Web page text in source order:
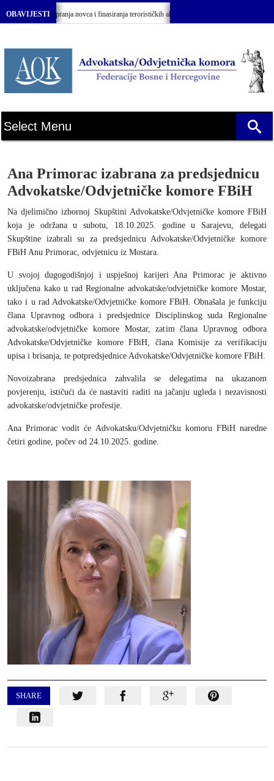
OBAVIJESTI
o sprečavanju pranja novca i finasiranja terorističkih aktivnosti BiH”
Ana Primorac izabrana za predsjednicu
Advokatske/Odvjetničke komore FBiH
Na djelimično izbornoj Skupštini Advokatske/Odvjetničke komore FBiH
koja je održana u subotu, 18.10.2025. godine u Sarajevu, delegati
Skupštine izabrali su za predsjednicu Advokatske/Odvjetničke komore
FBiH Anu Primorac, odvjetnicu iz Mostara.
U svojoj dugogodišnjoj i uspješnoj karijeri Ana Primorac je aktivno
uključena kako u rad Regionalne advokatske/odvjetničke komore Mostar,
tako i u rad Advokatske/Odvjetničke komore FBiH. Obnašala je funkciju
člana Upravnog odbora i predsjednice Disciplinskog suda Regionalne
advokatske/odvjetničke komore Mostar, zatim člana Upravnog odbora
Advokatske/Odvjetničke komore FBiH, člana Komisije za verifikaciju
upisa i brisanja, te potpredsjednice Advokatske/Odvjetničke komore FBiH.
Novoizabrana predsjednica zahvalila se delegatima na ukazanom
povjerenju, ističući da će nastaviti raditi na jačanju ugleda i nezavisnosti
advokatske/odvjetničke profesije.
Ana Primorac vodit će Advokatsku/Odvjetničku komoru FBiH naredne
četiri godine, počev od 24.10.2025. godine.
SHARE